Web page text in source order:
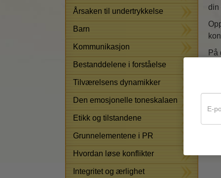
din
På
å
Årsaken til undertrykkelse
Barn
Kommunikasjon
Bestanddelene i forståelse
Tilværelsens dynamikker
Den emosjonelle toneskalaen
Etikk og tilstandene
Grunnelementene i PR
Hvordan løse konflikter
Integritet og ærlighet